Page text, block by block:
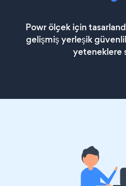
Powr ölçek için
gelişmiş yerleşik
yeteneklere